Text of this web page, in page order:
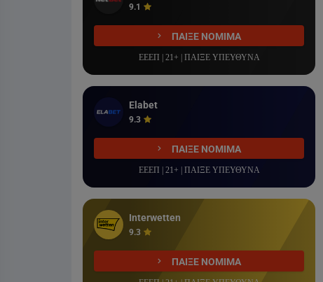
9.1
ΠΑΙΞΕ ΝΟΜΙΜΑ
ΕΕΕΠ | 21+ | ΠΑΙΞΕ ΥΠΕΥΘΥΝΑ
Elabet
9.3
ΠΑΙΞΕ ΝΟΜΙΜΑ
ΕΕΕΠ | 21+ | ΠΑΙΞΕ ΥΠΕΥΘΥΝΑ
Interwetten
9.3
ΠΑΙΞΕ ΝΟΜΙΜΑ